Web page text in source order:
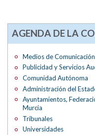
AGENDA DE LA
Medios de Comunicación
Publicidad y Servicios
Comunidad Autónoma
Administración del
Ayuntamientos,
Murcia
Tribunales
Universidades